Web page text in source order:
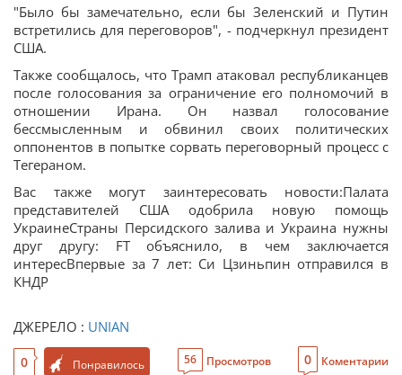
"Было бы замечательно, если бы Зеленский и Путин
встретились для переговоров", - подчеркнул президент
США.
Также сообщалось, что Трамп атаковал республиканцев
после голосования за ограничение его полномочий в
отношении Ирана. Он назвал голосование
бессмысленным и обвинил своих политических
оппонентов в попытке сорвать переговорный процесс с
Тегераном.
Вас также могут заинтересовать новости:Палата
представителей США одобрила новую помощь
УкраинеСтраны Персидского залива и Украина нужны
друг другу: FT объяснило, в чем заключается
интересВпервые за 7 лет: Си Цзиньпин отправился в
КНДР
ДЖЕРЕЛО : UNIAN
0 Понравилось 56 Просмотров 0 Коментарии